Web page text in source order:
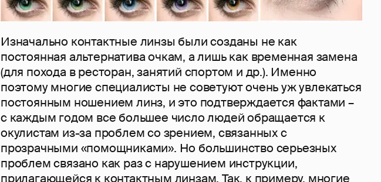
Изначально контактные линзы были созданы не как
постоянная альтернатива очкам, а лишь как временная замена
(для похода в ресторан, занятий спортом и др.). Именно
поэтому многие специалисты не советуют очень уж увлекаться
постоянным ношением линз, и это подтверждается фактами –
с каждым годом все большее число людей обращается к
окулистам из-за проблем со зрением, связанных с
прозрачными «помощниками». Но большинство серьезных
проблем связано как раз с нарушением инструкции,
прилагающейся к контактным линзам. Так, к примеру, многие